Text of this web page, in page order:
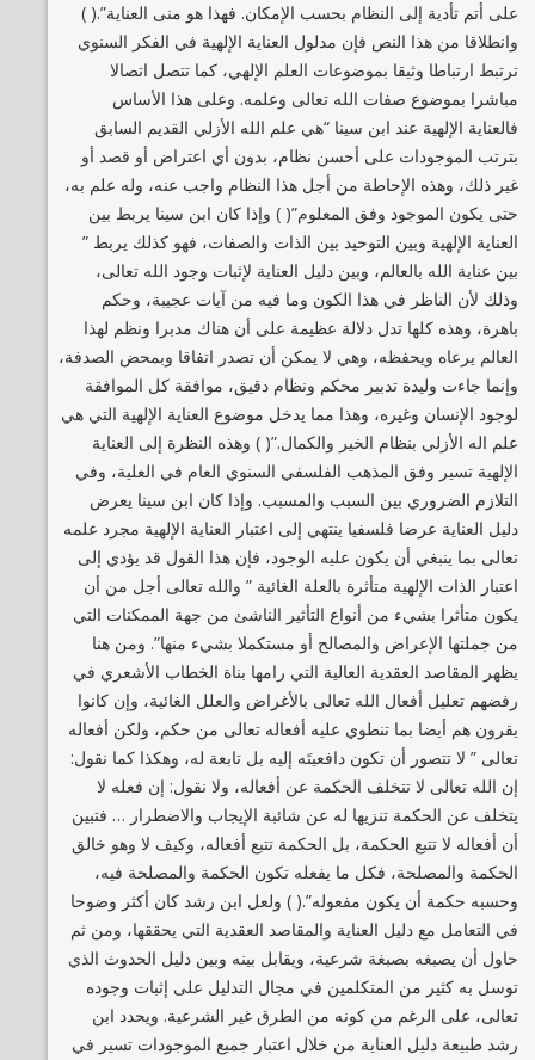
على أتم تأدية إلى النظام بحسب الإمكان. فهذا هو منى العناية”.( )
وانطلاقا من هذا النص فإن مدلول العناية الإلهية في الفكر السنوي
ترتبط ارتباطا وثيقا بموضوعات العلم الإلهي، كما تتصل اتصالا
مباشرا بموضوع صفات الله تعالى وعلمه. وعلى هذا الأساس
فالعناية الإلهية عند ابن سينا “هي علم الله الأزلي القديم السابق
بترتب الموجودات على أحسن نظام، بدون أي اعتراض أو قصد أو
غير ذلك، وهذه الإحاطة من أجل هذا النظام واجب عنه، وله علم به،
حتى يكون الموجود وفق المعلوم”( ) وإذا كان ابن سينا يربط بين
العناية الإلهية وبين التوحيد بين الذات والصفات، فهو كذلك يربط ”
بين عناية الله بالعالم، وبين دليل العناية لإثبات وجود الله تعالى،
وذلك لأن الناظر في هذا الكون وما فيه من آيات عجيبة، وحكم
باهرة، وهذه كلها تدل دلالة عظيمة على أن هناك مدبرا ونظم لهذا
العالم يرعاه ويحفظه، وهي لا يمكن أن تصدر اتفاقا وبمحض الصدفة،
وإنما جاءت وليدة تدبير محكم ونظام دقيق، موافقة كل الموافقة
لوجود الإنسان وغيره، وهذا مما يدخل موضوع العناية الإلهية التي هي
علم اله الأزلي بنظام الخير والكمال.”( ) وهذه النظرة إلى العناية
الإلهية تسير وفق المذهب الفلسفي السنوي العام في العلية، وفي
التلازم الضروري بين السبب والمسبب. وإذا كان ابن سينا يعرض
دليل العناية عرضا فلسفيا ينتهي إلى اعتبار العناية الإلهية مجرد علمه
تعالى بما ينبغي أن يكون عليه الوجود، فإن هذا القول قد يؤدي إلى
اعتبار الذات الإلهية متأثرة بالعلة الغائية ” والله تعالى أجل من أن
يكون متأثرا بشيء من أنواع التأثير الناشئ من جهة الممكنات التي
من جملتها الإعراض والمصالح أو مستكملا بشيء منها”. ومن هنا
يظهر المقاصد العقدية العالية التي رامها بناة الخطاب الأشعري في
رفضهم تعليل أفعال الله تعالى بالأغراض والعلل الغائية، وإن كانوا
يقرون هم أيضا بما تنطوي عليه أفعاله تعالى من حكم، ولكن أفعاله
تعالى ” لا تتصور أن تكون دافعيتَه إليه بل تابعة له، وهكذا كما نقول:
إن الله تعالى لا تتخلف الحكمة عن أفعاله، ولا نقول: إن فعله لا
يتخلف عن الحكمة تنزيها له عن شائبة الإيجاب والاضطرار … فتبين
أن أفعاله لا تتبع الحكمة، بل الحكمة تتبع أفعاله، وكيف لا وهو خالق
الحكمة والمصلحة، فكل ما يفعله تكون الحكمة والمصلحة فيه،
وحسبه حكمة أن يكون مفعوله”.( ) ولعل ابن رشد كان أكثر وضوحا
في التعامل مع دليل العناية والمقاصد العقدية التي يحققها، ومن ثم
حاول أن يصبغه بصبغة شرعية، ويقابل بينه وبين دليل الحدوث الذي
توسل به كثير من المتكلمين في مجال التدليل على إثبات وجوده
تعالى، على الرغم من كونه من الطرق غير الشرعية. ويحدد ابن
رشد طبيعة دليل العناية من خلال اعتبار جميع الموجودات تسير في